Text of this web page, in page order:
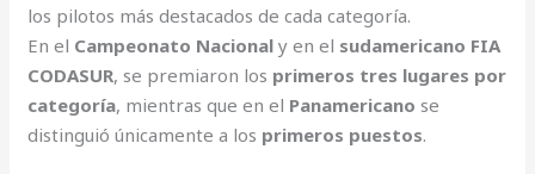
los pilotos más destacados de cada categoría.
En el Campeonato Nacional y en el sudamericano FIA
CODASUR, se premiaron los primeros tres lugares por
categoría, mientras que en el Panamericano se
distinguió únicamente a los primeros puestos.